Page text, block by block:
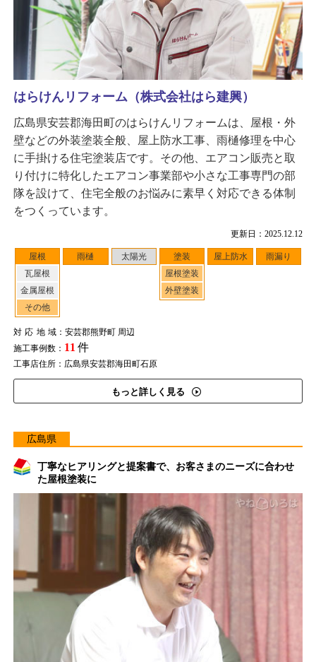
更新日：2025.12.12
屋根
瓦屋根
金属屋根
その他
雨樋 太陽光
塗装
屋根塗装
外壁塗装
屋上防水 雨漏り
対応地域：安芸郡熊野町 周辺
施工事例数： 11 件
工事店住所：広島県安芸郡海田町石原
もっと詳しく見る
はらけんリフォーム（株式会社はら建興）
広島県安芸郡海田町のはらけんリフォームは、屋根・外
壁などの外装塗装全般、屋上防水工事、雨樋修理を中心
に手掛ける住宅塗装店です。その他、エアコン販売と取
り付けに特化したエアコン事業部や小さな工事専門の部
隊を設けて、住宅全般のお悩みに素早く対応できる体制
をつくっています。
広島県
丁寧なヒアリングと提案書で、お客さまのニーズに合わせ
た屋根塗装に